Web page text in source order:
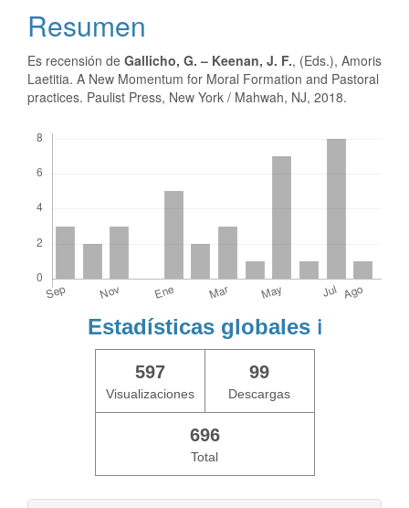
Resumen
Es recensión de Gallicho, G. – Keenan, J. F., (Eds.), Amoris
Laetitia. A New Momentum for Moral Formation and Pastoral
practices. Paulist Press, New York / Mahwah, NJ, 2018.
Estadísticas globales ℹ️
597
Visualizaciones
99
Descargas
696
Total